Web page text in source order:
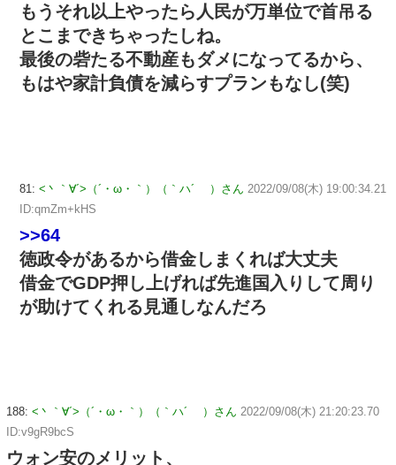
もうそれ以上やったら人民が万単位で首吊る
とこまできちゃったしね。
最後の砦たる不動産もダメになってるから、
もはや家計負債を減らすプランもなし(笑)
81: <丶｀∀´>（´・ω・｀）（｀ハ´ ）さん 2022/09/08(木) 19:00:34.21
ID:qmZm+kHS
>>64
徳政令があるから借金しまくれば大丈夫
借金でGDP押し上げれば先進国入りして周り
が助けてくれる見通しなんだろ
188: <丶｀∀´>（´・ω・｀）（｀ハ´ ）さん 2022/09/08(木) 21:20:23.70
ID:v9gR9bcS
ウォン安のメリット、